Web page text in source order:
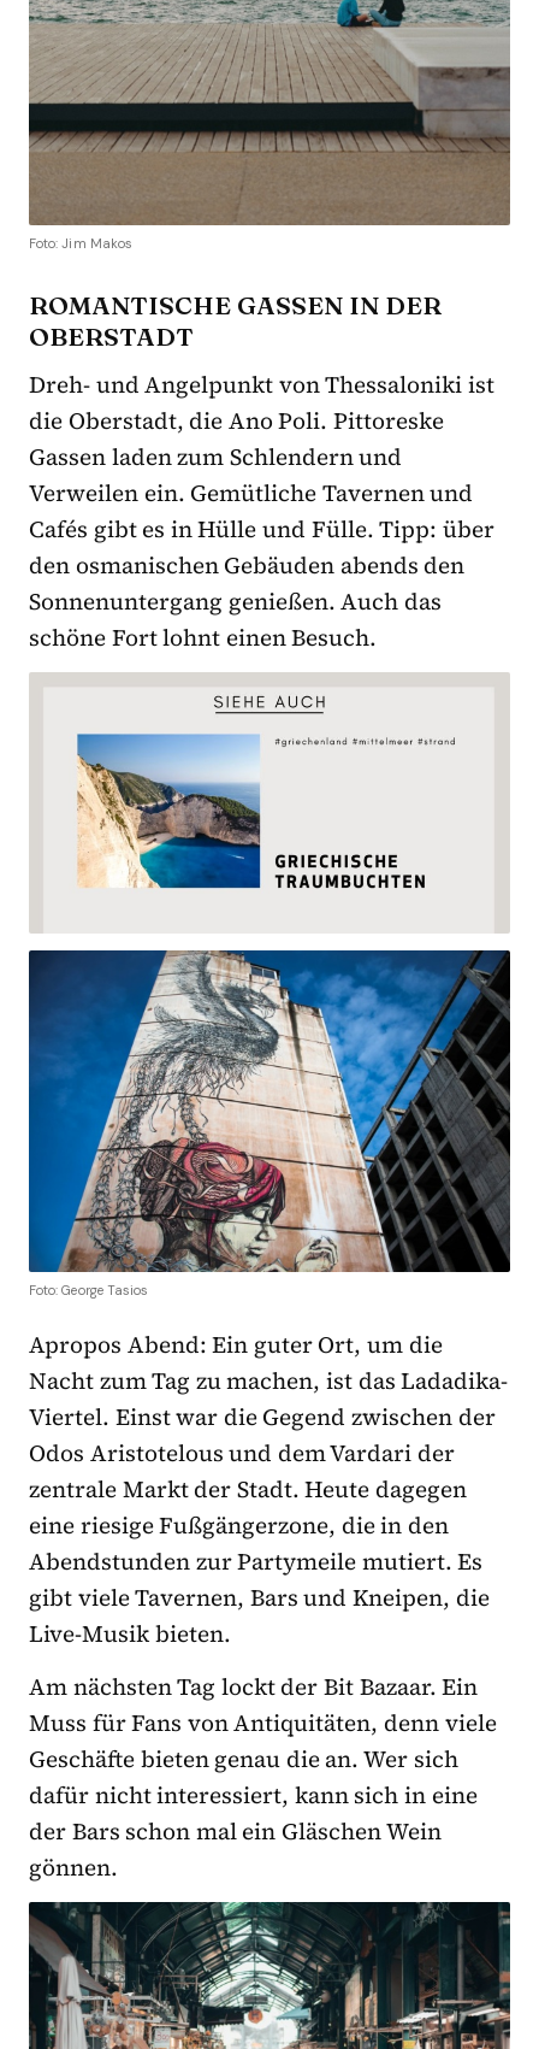
Foto: Jim Makos
ROMANTISCHE GASSEN IN DER
OBERSTADT
Dreh- und Angelpunkt von Thessaloniki ist
die Oberstadt, die Ano Poli. Pittoreske
Gassen laden zum Schlendern und
Verweilen ein. Gemütliche Tavernen und
Cafés gibt es in Hülle und Fülle. Tipp: über
den osmanischen Gebäuden abends den
Sonnenuntergang genießen. Auch das
schöne Fort lohnt einen Besuch.
Foto: George Tasios
Apropos Abend: Ein guter Ort, um die
Nacht zum Tag zu machen, ist das Ladadika-
Viertel. Einst war die Gegend zwischen der
Odos Aristotelous und dem Vardari der
zentrale Markt der Stadt. Heute dagegen
eine riesige Fußgängerzone, die in den
Abendstunden zur Partymeile mutiert. Es
gibt viele Tavernen, Bars und Kneipen, die
Live-Musik bieten.
Am nächsten Tag lockt der Bit Bazaar. Ein
Muss für Fans von Antiquitäten, denn viele
Geschäfte bieten genau die an. Wer sich
dafür nicht interessiert, kann sich in eine
der Bars schon mal ein Gläschen Wein
gönnen.